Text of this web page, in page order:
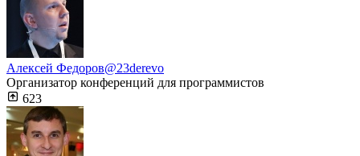
Алексей Федоров@23derevo
Организатор конференций для программистов
623